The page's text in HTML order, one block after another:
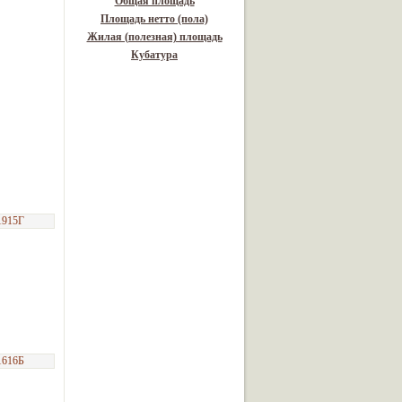
Площадь нетто (пола)
Жилая (полезная) площадь
Кубатура